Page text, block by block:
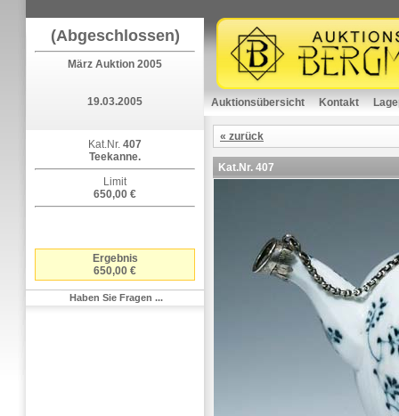
(Abgeschlossen)
März Auktion 2005
19.03.2005
Kat.Nr. 407
Teekanne.
Limit
650,00 €
Ergebnis
650,00 €
Haben Sie Fragen ...
Auktionsübersicht Kontakt
« zurück
Kat.Nr. 407